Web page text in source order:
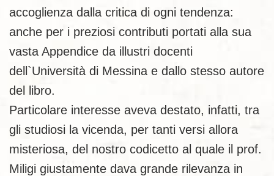
accoglienza dalla critica di ogni tendenza:
anche per i preziosi contributi portati alla sua
vasta Appendice da illustri docenti
dell`Università di Messina e dallo stesso autore
del libro.
Particolare interesse aveva destato, infatti, tra
gli studiosi la vicenda, per tanti versi allora
misteriosa, del nostro codicetto al quale il prof.
Miligi giustamente dava grande rilevanza in